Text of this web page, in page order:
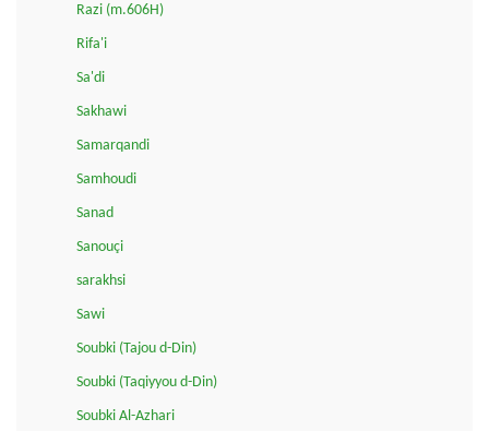
Razi (m.606H)
Rifa'i
Sa'di
Sakhawi
Samarqandi
Samhoudi
Sanad
Sanouçi
sarakhsi
Sawi
Soubki (Tajou d-Din)
Soubki (Taqiyyou d-Din)
Soubki Al-Azhari